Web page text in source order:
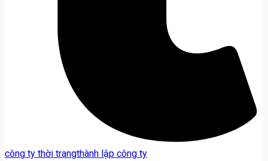
Thẻ
công ty thời trangthành lập công ty